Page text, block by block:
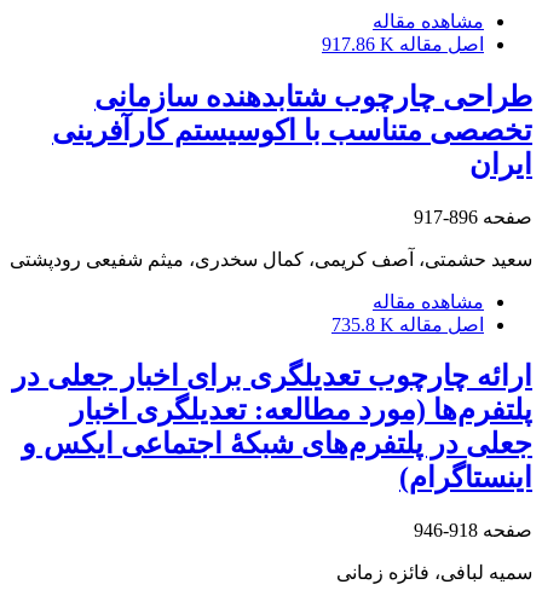
مشاهده مقاله
اصل مقاله 917.86 K
طراحی چارچوب شتاب‏دهنده سازمانی
تخصصی متناسب با اکوسیستم کارآفرینی
ایران
صفحه 896-917
سعید حشمتی، آصف کریمی، کمال سخدری، میثم شفیعی رودپشتی
مشاهده مقاله
اصل مقاله 735.8 K
ارائه چارچوب تعدیلگری برای اخبار جعلی در
پلتفرم‌ها (مورد مطالعه: تعدیلگری اخبار
جعلی در پلتفرم‌های شبکۀ اجتماعی ایکس و
اینستاگرام)
صفحه 918-946
سمیه لبافی، فائزه زمانی